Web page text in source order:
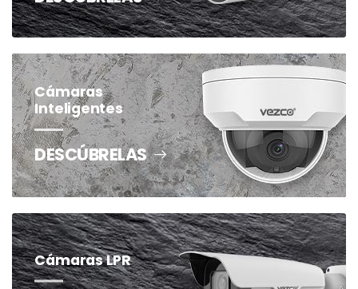
Cámaras
Inteligentes
DESCÚBRELAS
Cámaras LPR